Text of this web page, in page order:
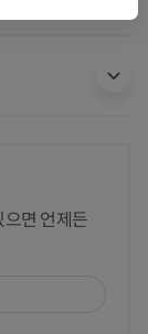
면 언제든